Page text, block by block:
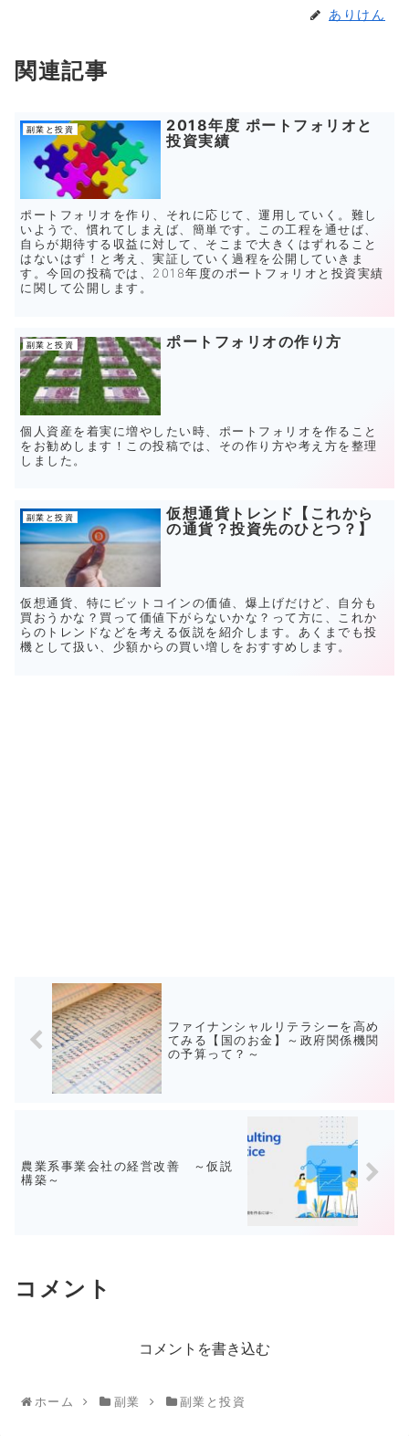
ありけん
関連記事
副業と投資
2018年度 ポートフォリオと
投資実績
ポートフォリオを作り、それに応じて、運用していく。難し
いようで、慣れてしまえば、簡単です。この工程を通せば、
自らが期待する収益に対して、そこまで大きくはずれること
はないはず！と考え、実証していく過程を公開していきま
す。今回の投稿では、2018年度のポートフォリオと投資実績
に関して公開します。
副業と投資 ポートフォリオの作り方
個人資産を着実に増やしたい時、ポートフォリオを作ること
をお勧めします！この投稿では、その作り方や考え方を整理
しました。
副業と投資
仮想通貨トレンド【これから
の通貨？投資先のひとつ？】
仮想通貨、特にビットコインの価値、爆上げだけど、自分も
買おうかな？買って価値下がらないかな？って方に、これか
らのトレンドなどを考える仮説を紹介します。あくまでも投
機として扱い、少額からの買い増しをおすすめします。
ファイナンシャルリテラシーを高め
てみる【国のお金】～政府関係機関
の予算って？～
農業系事業会社の経営改善 ～仮説
構築～
コメント
コメントを書き込む
ホーム 副業 副業と投資